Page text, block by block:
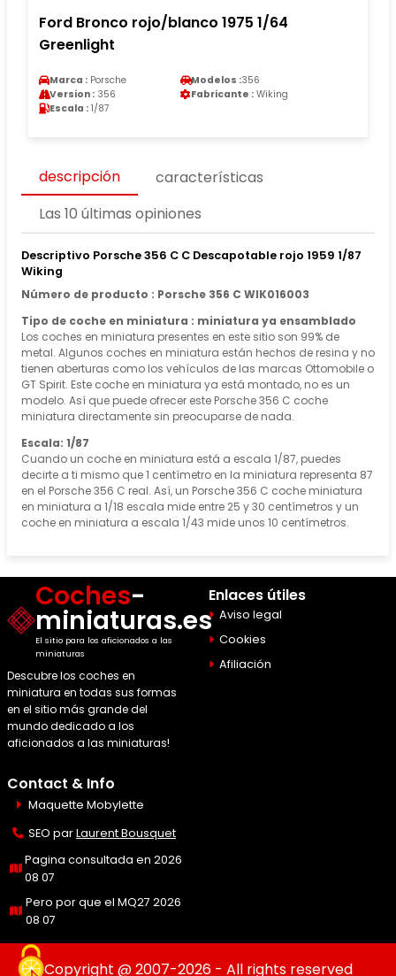
Ford Bronco rojo/blanco 1975 1/64
Greenlight
Marca : Porsche Modelos :356
Version : 356 Fabricante : Wiking
Escala : 1/87
descripción
características
Las 10 últimas opiniones
Descriptivo Porsche 356 C C Descapotable rojo 1959 1/87
Wiking
Número de producto : Porsche 356 C WIK016003
Tipo de coche en miniatura : miniatura ya ensamblado
Los coches en miniatura presentes en este sitio son 99% de
metal. Algunos coches en miniatura están hechos de resina y no
tienen aberturas como los vehículos de las marcas Ottomobile o
GT Spirit. Este coche en miniatura ya está montado, no es un
modelo. Así que puede ofrecer este Porsche 356 C coche
miniatura directamente sin preocuparse de nada.
Escala: 1/87
Cuando un coche en miniatura está a escala 1/87, puedes
decirte a ti mismo que 1 centímetro en la miniatura representa 87
en el Porsche 356 C real. Así, un Porsche 356 C coche miniatura
en miniatura a 1/18 escala mide entre 25 y 30 centímetros y un
coche en miniatura a escala 1/43 mide unos 10 centímetros.
Coches-
miniaturas.es
El sitio para los aficionados a las
miniaturas
Descubre los coches en
miniatura en todas sus formas
en el sitio más grande del
mundo dedicado a los
aficionados a las miniaturas!
Enlaces útiles
Aviso legal
Cookies
Afiliación
Contact & Info
Maquette Mobylette
SEO parLaurent Bousquet
Pagina consultada en 2026
08 07
Pero por que el MQ27 2026
08 07
Copyright @ 2007-2026 - All rights reserved